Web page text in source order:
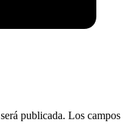
publicada. Los campos